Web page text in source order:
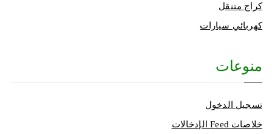
كراج متنقل
كهربائي سيارات
منوعات
تسجيل الدخول
خلاصات Feed الإدخالات